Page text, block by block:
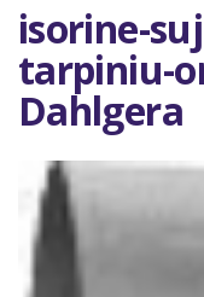
isorine-
tarpiniu-
Dahlgera